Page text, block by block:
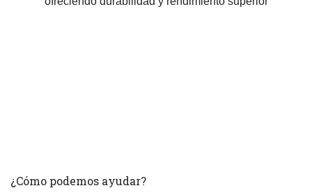
¿Cómo podemos ayudar?